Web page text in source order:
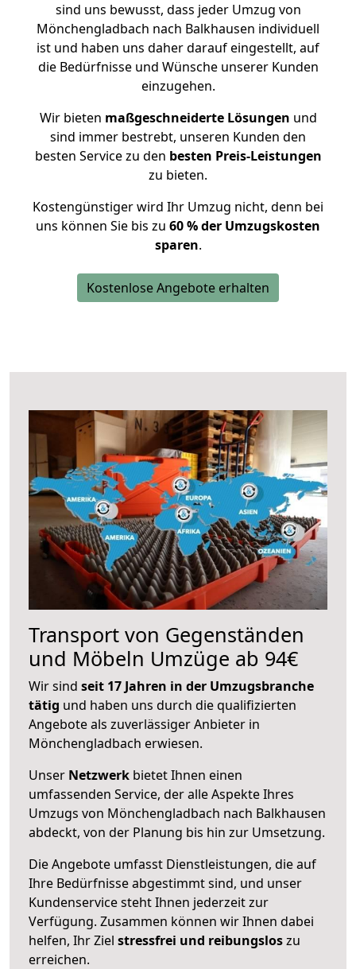
sind uns bewusst, dass jeder Umzug von
Mönchengladbach nach Balkhausen individuell
ist und haben uns daher darauf eingestellt, auf
die Bedürfnisse und Wünsche unserer Kunden
einzugehen.
Wir bieten maßgeschneiderte Lösungen und
sind immer bestrebt, unseren Kunden den
besten Service zu den besten Preis-Leistungen
zu bieten.
Kostengünstiger wird Ihr Umzug nicht, denn bei
uns können Sie bis zu 60 % der Umzugskosten
sparen.
Kostenlose Angebote erhalten
Transport von Gegenständen
und Möbeln Umzüge ab 94€
Wir sind seit 17 Jahren in der Umzugsbranche
tätig und haben uns durch die qualifizierten
Angebote als zuverlässiger Anbieter in
Mönchengladbach erwiesen.
Unser Netzwerk bietet Ihnen einen
umfassenden Service, der alle Aspekte Ihres
Umzugs von Mönchengladbach nach Balkhausen
abdeckt, von der Planung bis hin zur Umsetzung.
Die Angebote umfasst Dienstleistungen, die auf
Ihre Bedürfnisse abgestimmt sind, und unser
Kundenservice steht Ihnen jederzeit zur
Verfügung. Zusammen können wir Ihnen dabei
helfen, Ihr Ziel stressfrei und reibungsloszu
erreichen.